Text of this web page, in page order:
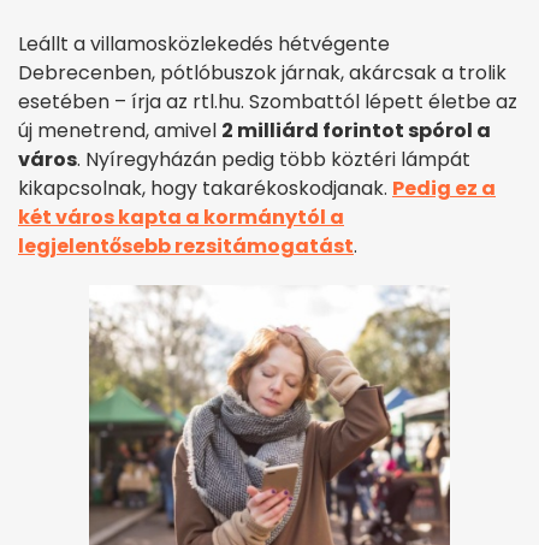
Leállt a villamosközlekedés hétvégente
Debrecenben, pótlóbuszok járnak, akárcsak a trolik
esetében – írja az rtl.hu. Szombattól lépett életbe az
új menetrend, amivel 2 milliárd forintot spórol a
város. Nyíregyházán pedig több köztéri lámpát
kikapcsolnak, hogy takarékoskodjanak. Pedig ez a
két város kapta a kormánytól a
legjelentősebb rezsitámogatást.